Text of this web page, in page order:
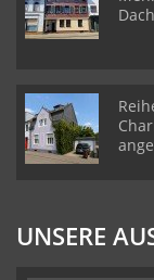
UNSERE